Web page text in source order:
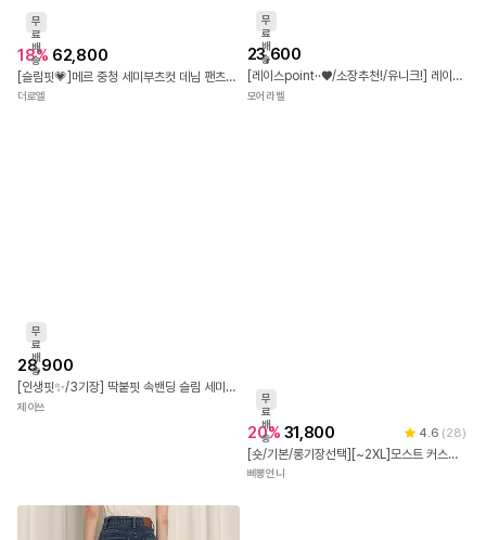
무
료
배
송
18% 62,800
[슬림핏💗]메르 중청 세미부츠컷 데님 팬츠(데일리룩/출근룩/봄팬츠/봄데님팬츠/데님바지/중청바지/봄바지)
더로엘
무
료
배
송
23,600
[레이스point··♥/소장추천!/유니크!] 레이스 배색 로우라이즈 데미지 워싱 세미 부츠컷 롱 데님 PT
모어라벨
무
무
료
배
송
20% 31,800 4.6 (28)
[숏/기본/롱기장선택][~2XL]모스트 커스텀 부츠컷데님 [화이트워싱 하이웨스트 청바지 세미부츠컷 일자 스트레이트 와이드 딥워싱 숏 롱 캣워싱]
삐뽕언니